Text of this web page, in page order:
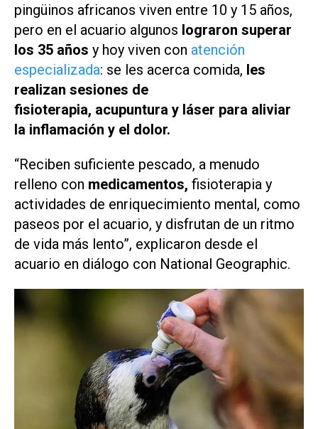
pingüinos africanos viven entre 10 y 15 años,
pero en el acuario algunos lograron superar
los 35 años y hoy viven con atención
especializada: se les acerca comida, les
realizan sesiones de
fisioterapia, acupuntura y láser para aliviar
la inflamación y el dolor.
“Reciben suficiente pescado, a menudo
relleno con medicamentos, fisioterapia y
actividades de enriquecimiento mental, como
paseos por el acuario, y disfrutan de un ritmo
de vida más lento”, explicaron desde el
acuario en diálogo con National Geographic.